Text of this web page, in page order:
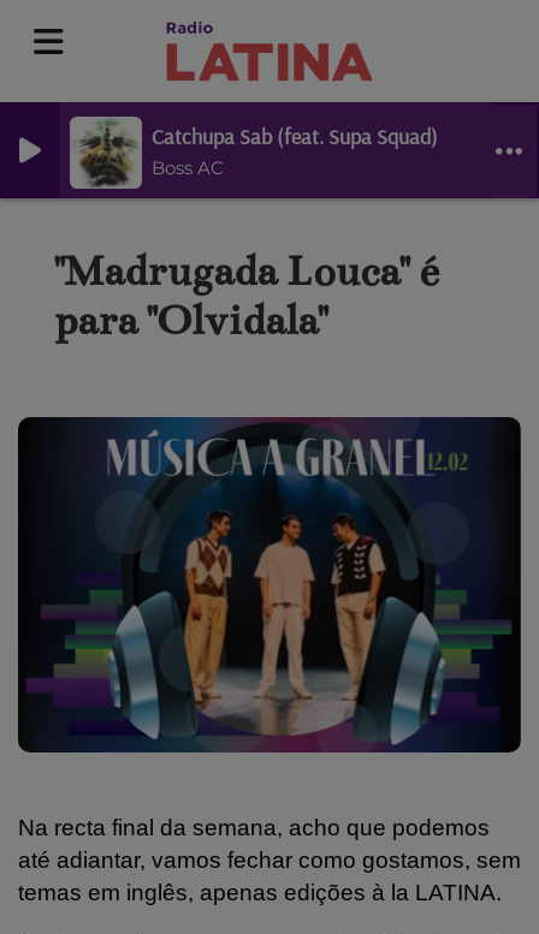
Catchupa Sab (feat. Supa Squad)
Boss AC
"Madrugada Louca" é
para "Olvidala"
Na recta final da semana, acho que podemos
até adiantar, vamos fechar como gostamos, sem
temas em inglês, apenas edições à la LATINA.